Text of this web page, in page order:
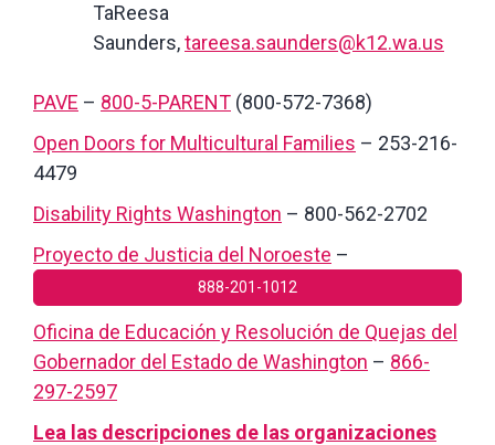
TaReesa
Saunders,tareesa.saunders@k12.wa.us
PAVE – 800-5-PARENT (800-572-7368)
Open Doors for Multicultural Families – 253-216-
4479
Disability Rights Washington – 800-562-2702
Proyecto de Justicia del Noroeste –
888-201-1012
Oficina de Educación y Resolución de Quejas del
Gobernador del Estado de Washington – 866-
297-2597
Lea las descripciones de las organizaciones